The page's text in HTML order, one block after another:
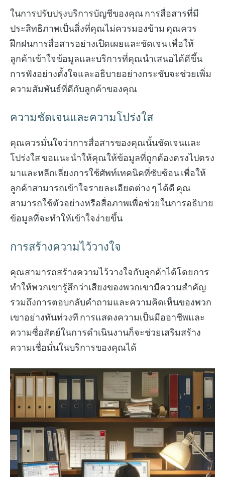
ในการปรับปรุงบริการบัญชีของคุณ การสื่อสารที่มี
ประสิทธิภาพเป็นสิ่งที่คุณไม่ควรมองข้าม คุณควร
ฝึกฝนการสื่อสารอย่างเปิดเผยและชัดเจน เพื่อให้
ลูกค้าเข้าใจข้อมูลและบริการที่คุณนำเสนอได้ดีขึ้น
การฟังอย่างตั้งใจและอธิบายอย่างกระชับจะช่วยเพิ่ม
ความสัมพันธ์ที่ดีกับลูกค้าของคุณ
ความชัดเจนและความโปร่งใส
คุณควรมั่นใจว่าการสื่อสารของคุณนั้นชัดเจนและ
โปร่งใส ขอแนะนำให้คุณให้ข้อมูลที่ถูกต้องตรงไปตรง
มาและหลีกเลี่ยงการใช้ศัพท์เทคนิคที่ซับซ้อน เพื่อให้
ลูกค้าสามารถเข้าใจรายละเอียดต่าง ๆ ได้ดี คุณ
สามารถใช้ตัวอย่างหรือสื่อภาพเพื่อช่วยในการอธิบาย
ข้อมูลที่จะทำให้เข้าใจง่ายขึ้น
การสร้างความไว้วางใจ
คุณสามารถสร้างความไว้วางใจกับลูกค้าได้โดยการ
ทำให้พวกเขารู้สึกว่าเสียงของพวกเขามีความสำคัญ
รวมถึงการตอบกลับคำถามและความคิดเห็นของพวก
เขาอย่างทันท่วงที การแสดงความเป็นมืออาชีพและ
ความซื่อสัตย์ในการดำเนินงานก็จะช่วยเสริมสร้าง
ความเชื่อมั่นในบริการของคุณได้